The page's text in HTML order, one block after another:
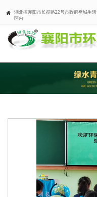
湖北省襄阳市长征路22号市政府樊城生活
区内